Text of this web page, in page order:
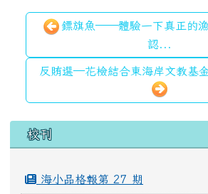
鏢旗魚——體驗一下真正的
認...
反賄選—花檢結合東海岸文教基
左邊區域內容
校刊
海小品格報第 27 期